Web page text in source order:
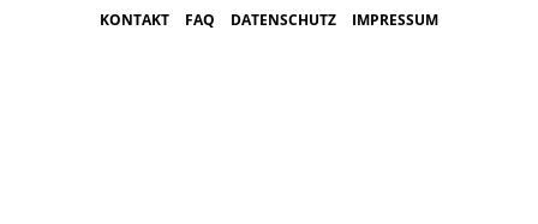
KONTAKT FAQ DATENSCHUTZ IMPRESSUM